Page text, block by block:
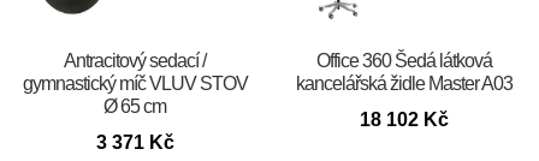
Antracitový sedací /
gymnastický míč VLUV STOV
Ø 65 cm
3 371 Kč
Office 360 Šedá látková
kancelářská židle Master A03
18 102 Kč